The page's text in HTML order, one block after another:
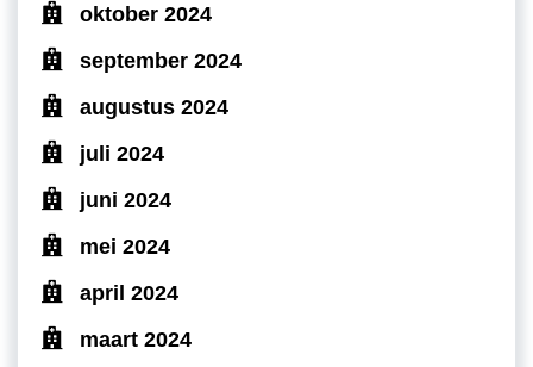
oktober 2024
september 2024
augustus 2024
juli 2024
juni 2024
mei 2024
april 2024
maart 2024